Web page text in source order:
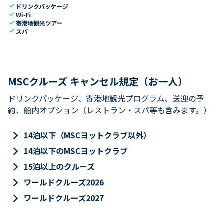
check ドリンクパッケージ
checkWi-Fi
check寄港地観光ツアー
check スパ
MSCクルーズ キャンセル規定（お一人）
ドリンクパッケージ、寄港地観光プログラム、送迎の予
約、船内オプション（レストラン・スパ等も含みます。）
keyboard_arrow_right 14泊以下（MSCヨットクラブ以外）
keyboard_arrow_right 14泊以下のMSCヨットクラブ
keyboard_arrow_right 15泊以上のクルーズ
keyboard_arrow_right ワールドクルーズ2026
keyboard_arrow_right ワールドクルーズ2027